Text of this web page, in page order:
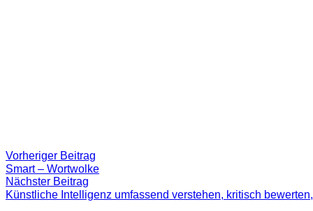
Beitragsnavigation
Vorheriger Beitrag
Beitrag:
Smart – Wortwolke
Nächster Beitrag
Beitrag
Künstliche Intelligenz umfassend verstehen, kritisch